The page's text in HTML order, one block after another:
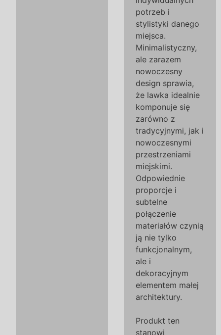
potrzeb i
stylistyki danego
miejsca.
Minimalistyczny,
ale zarazem
nowoczesny
design sprawia,
że lawka idealnie
komponuje się
zarówno z
tradycyjnymi, jak i
nowoczesnymi
przestrzeniami
miejskimi.
Odpowiednie
proporcje i
subtelne
połączenie
materiałów czynią
ją nie tylko
funkcjonalnym,
ale i
dekoracyjnym
elementem małej
architektury.
Produkt ten
stanowi